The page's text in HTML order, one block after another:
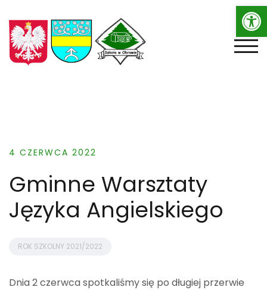
to
content
4 CZERWCA 2022
Gminne Warsztaty
Języka Angielskiego
ROK SZKOLNY 2021/2022
Dnia 2 czerwca spotkaliśmy się po długiej przerwie